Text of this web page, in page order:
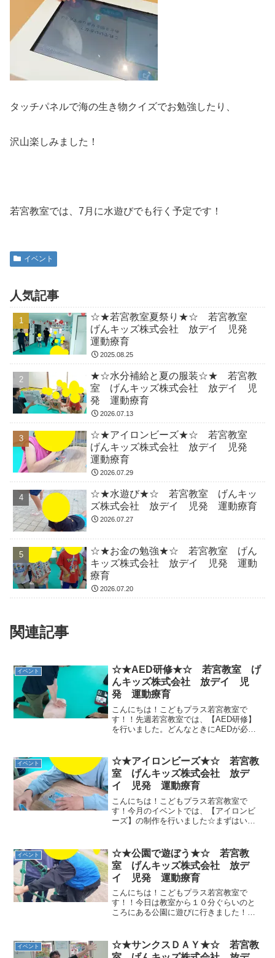
タッチパネルで海の生き物クイズでお勉強したり、
沢山楽しみました！
若宮教室では、7月に水遊びでも行く予定です！
イベント
人気記事
☆★若宮教室夏祭り★☆ 若宮教室
げんキッズ株式会社 放デイ 児発
運動療育
2025.08.25
★☆水分補給と夏の服装☆★ 若宮教
室 げんキッズ株式会社 放デイ 児
発 運動療育
2026.07.13
☆★アイロンビーズ★☆ 若宮教室
げんキッズ株式会社 放デイ 児発
運動療育
2026.07.29
☆★水遊び★☆ 若宮教室 げんキッ
ズ株式会社 放デイ 児発 運動療育
2026.07.27
☆★お金の勉強★☆ 若宮教室 げん
キッズ株式会社 放デイ 児発 運動
療育
2026.07.20
関連記事
イベント
☆★AED研修★☆ 若宮教室 げ
んキッズ株式会社 放デイ 児
発 運動療育
こんにちは！こどもプラス若宮教室で
す！！先週若宮教室では、【AED研修】
を行いました。どんなときにAEDが必要
た。 こどもプラスでは定期的にAED
研修を行っています...
イベント
☆★アイロンビーズ★☆ 若宮教
室 げんキッズ株式会社 放デ
イ 児発 運動療育
こんにちは！こどもプラス若宮教室で
す！今月のイベントでは、【アイロンビ
ーズ】の制作を行いました☆まずはいつ
は鉄棒の【コウモリ】の技です★先生た
ちに手伝ってもらいながら、...
イベント
☆★公園で遊ぼう★☆ 若宮教
室 げんキッズ株式会社 放デ
イ 児発 運動療育
こんにちは！こどもプラス若宮教室で
す！！今日は教室から１０分ぐらいのと
ころにある公園に遊びに行きました！涼
線路があり電車も見れて大満足( *´艸｀)ま
たみんなで遊び...
イベント
☆★サンクスＤＡＹ★☆ 若宮教